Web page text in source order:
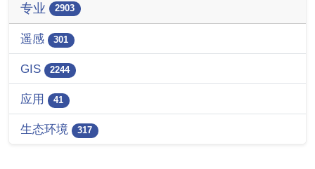
专业 2903
遥感 301
GIS 2244
应用 41
生态环境 317